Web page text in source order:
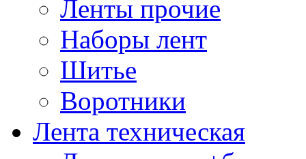
Ленты прочие
Наборы лент
Шитье
Воротники
Лента техническая